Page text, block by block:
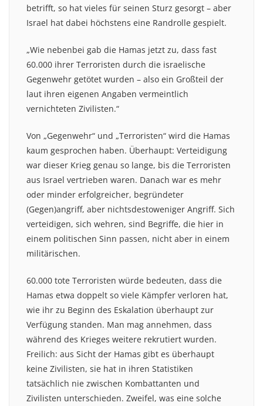
betrifft, so hat vieles für seinen Sturz gesorgt – aber
Israel hat dabei höchstens eine Randrolle gespielt.
„Wie nebenbei gab die Hamas jetzt zu, dass fast
60.000 ihrer Terroristen durch die israelische
Gegenwehr getötet wurden – also ein Großteil der
laut ihren eigenen Angaben vermeintlich
vernichteten Zivilisten.“
Von „Gegenwehr“ und „Terroristen“ wird die Hamas
kaum gesprochen haben. Überhaupt: Verteidigung
war dieser Krieg genau so lange, bis die Terroristen
aus Israel vertrieben waren. Danach war es mehr
oder minder erfolgreicher, begründeter
(Gegen)angriff, aber nichtsdestoweniger Angriff. Sich
verteidigen, sich wehren, sind Begriffe, die hier in
einem politischen Sinn passen, nicht aber in einem
militärischen.
60.000 tote Terroristen würde bedeuten, dass die
Hamas etwa doppelt so viele Kämpfer verloren hat,
wie ihr zu Beginn des Eskalation überhaupt zur
Verfügung standen. Man mag annehmen, dass
während des Krieges weitere rekrutiert wurden.
Freilich: aus Sicht der Hamas gibt es überhaupt
keine Zivilisten, sie hat in ihren Statistiken
tatsächlich nie zwischen Kombattanten und
Zivilisten unterschieden. Zweifel, was eine solche